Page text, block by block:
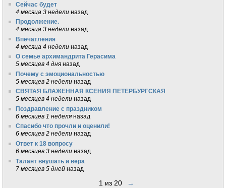
Сейчас будет
4 месяца 3 недели назад
Продолжение.
4 месяца 3 недели назад
Впечатления
4 месяца 4 недели назад
О семье архимандрита Герасима
5 месяцев 4 дня назад
Почему с эмоциональностью
5 месяцев 2 недели назад
СВЯТАЯ БЛАЖЕННАЯ КСЕНИЯ ПЕТЕРБУРГСКАЯ
5 месяцев 4 недели назад
Поздравление с праздником
6 месяцев 1 неделя назад
Спасибо что прочли и оценили!
6 месяцев 2 недели назад
Ответ к 18 вопросу
6 месяцев 3 недели назад
Талант внушать и вера
7 месяцев 5 дней назад
1 из 20 →